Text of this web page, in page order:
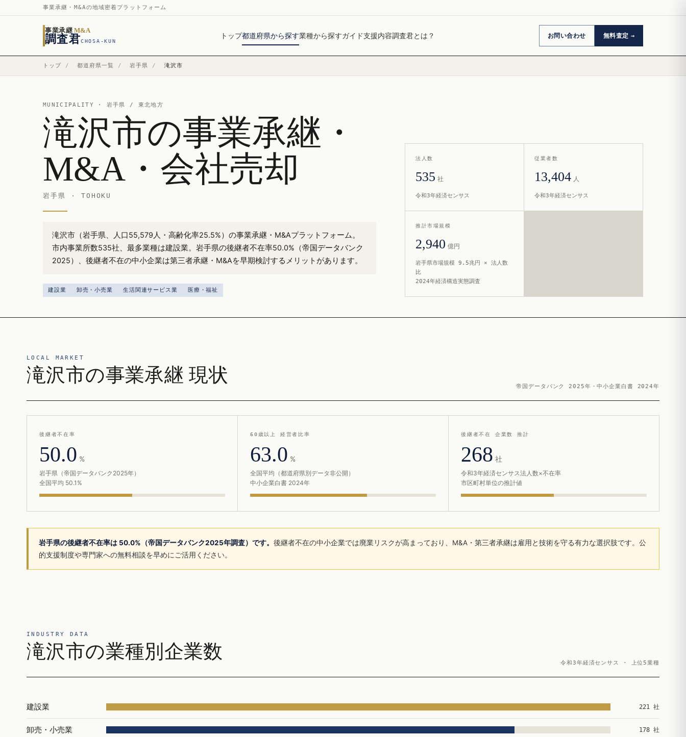
事業承継・M&Aの地域密着プラットフォーム
事業承継 M&A
調査君CHOSA-KUN
トップ都道府県から探す業種から探すガイド支援内容調査君とは？ お問い合わせ 無料査定
トップ / 都道府県一覧 / 岩手県 / 滝沢市
MUNICIPALITY · 岩手県 / 東北地方
滝沢市の事業承継・
M&A・会社売却
岩手県 · TOHOKU
滝沢市（岩手県、人口55,579人・高齢化率25.5%）の事業承継・M&Aプラットフォーム。
市内事業所数535社、最多業種は建設業。岩手県の後継者不在率50.0%（帝国データバンク
2025）、後継者不在の中小企業は第三者承継・M&Aを早期検討するメリットがあります。
建設業 卸売・小売業 生活関連サービス業 医療・福祉
法人数
535 社
令和3年経済センサス
従業者数
13,404 人
令和3年経済センサス
推計市場規模
2,940 億円
岩手県市場規模 9.5兆円 × 法人数
比
2024年経済構造実態調査
LOCAL MARKET
滝沢市の事業承継 現状
帝国データバンク 2025年・中小企業白書 2024年
後継者不在率
50.0 %
岩手県（帝国データバンク2025年）
全国平均 50.1%
60歳以上 経営者比率
63.0 %
全国平均（都道府県別データ非公開）
中小企業白書 2024年
後継者不在 企業数 推計
268 社
令和3年経済センサス法人数×不在率
市区町村単位の推計値
岩手県の後継者不在率は 50.0%（帝国データバンク2025年調査）です。 後継者不在の中小企業では廃業リスクが高まっており、M&A・第三者承継は雇用と技術を守る有力な選択肢です。公
的支援制度や専門家への無料相談を早めにご活用ください。
INDUSTRY DATA
滝沢市の業種別企業数
令和3年経済センサス · 上位5業種
建設業 221 社
卸売・小売業 178 社